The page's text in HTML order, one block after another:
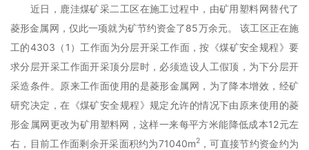
近日，鹿洼煤矿采二工区在施工过程中，由矿用塑料网替代了
菱形金属网，仅此一项就为矿节约资金了85万余元。 该工区正在施
工的4303（1）工作面为分层开采工作面，按《煤矿安全规程》要
求分层开采工作面开采顶分层时，必须造设人工假顶，为下分层开
采造条件。原来工作面使用的是菱形金属网，为了降本增效，经矿
研究决定，在《煤矿安全规程》规定允许的情况下由原来使用的菱
形金属网更改为矿用塑料网，这样一来每平方米能降低成本12元左
右，目前工作面剩余开采面积约为71040m2，可直接节约资金约为